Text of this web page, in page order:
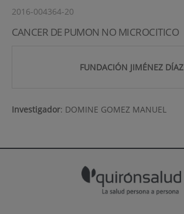
2016-004364-20
CANCER DE PUMON NO MICROCITICO
FUNDACIÓN JIMÉNEZ DÍAZ
Investigador: DOMINE GOMEZ MANUEL